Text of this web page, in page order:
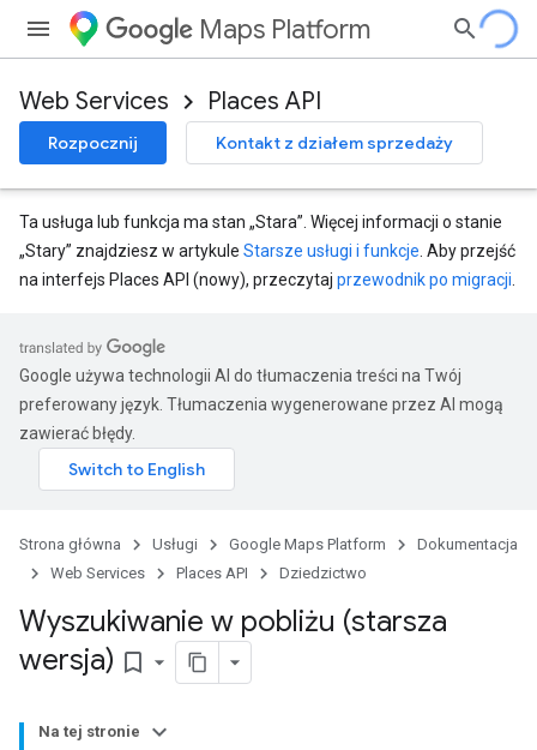
Maps Platform
Web Services Places API
Rozpocznij Kontakt z działem sprzedaży
Ta usługa lub funkcja ma stan „Stara”. Więcej informacji o stanie
„Stary” znajdziesz w artykule Starsze usługi i funkcje . Aby przejść
na interfejs Places API (nowy), przeczytaj przewodnik po migracji
Google używa technologii AI do tłumaczenia treści na Twój
preferowany język. Tłumaczenia wygenerowane przez AI mogą
zawierać błędy.
Strona główna Usługi Google Maps Platform
Dokumentacja
Web Services
Places API Dziedzictwo
Wyszukiwanie w pobliżu (starsza
wersja) bookmark_border
Na tej stronie